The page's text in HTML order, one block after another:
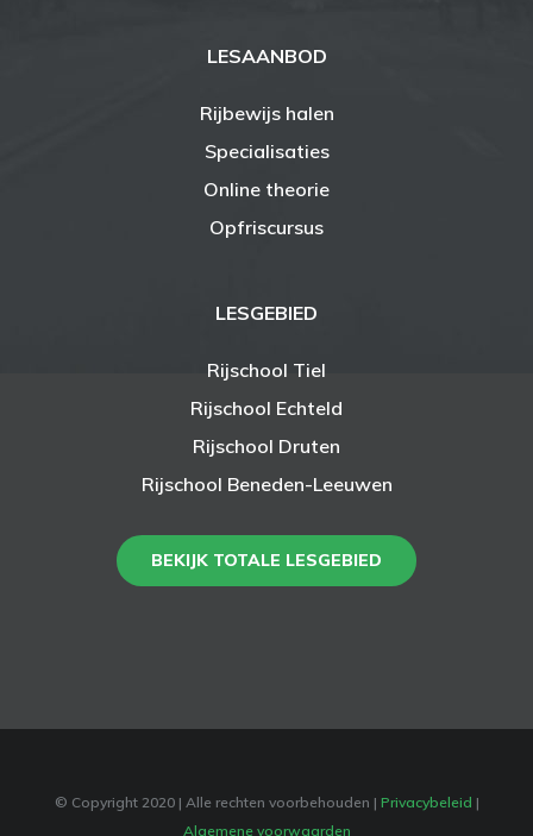
LESAANBOD
Rijbewijs halen
Specialisaties
Online theorie
Opfriscursus
LESGEBIED
Rijschool Tiel
Rijschool Echteld
Rijschool Druten
Rijschool Beneden-Leeuwen
BEKIJK TOTALE LESGEBIED
© Copyright 2020 | Alle rechten voorbehouden | Privacybeleid |
Algemene voorwaarden